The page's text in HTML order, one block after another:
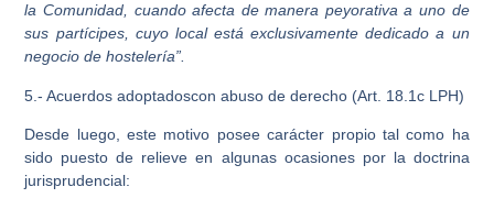
la Comunidad, cuando afecta de manera peyorativa a uno de
sus partícipes, cuyo local está exclusivamente dedicado a un
negocio de hostelería”.
5.- Acuerdos adoptadoscon abuso de derecho (Art. 18.1c LPH)
Desde luego, este motivo posee carácter propio tal como ha
sido puesto de relieve en algunas ocasiones por la doctrina
jurisprudencial: